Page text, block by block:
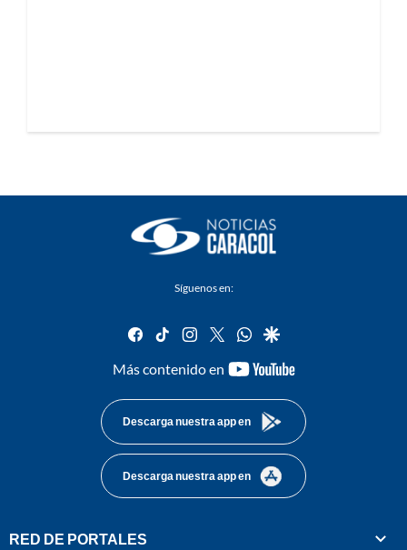
Síguenos en:
facebook
tiktok instagram
twitterwhatsapp
google
Más contenido en
youtube-
Descarga nuestra app en
Descarga nuestra app en
RED DE PORTALES